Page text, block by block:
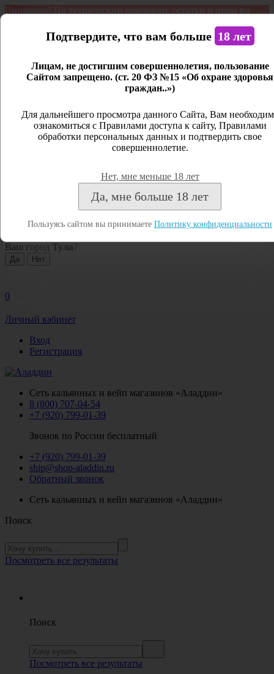
Внимание! По техническим причинам, остатки и цены на
является демонстрационным. Дистанционная продажа не
Открыть сайдбар
Личный кабинет
Закрыть
Посмотреть все результаты
Ваш город Тула ?
0
Личный кабинет
Вход
Регистрация
Сеть кальянных и вейп магазинов «Аладдин»
8 (800) 707-04-54
+7 (920) 799-01-39
Звонок по России бесплатный
+7 (920) 799-01-39
ship@shop-aladdin.ru
Обратный звонок
Сеть кальянных и вейп магазинов «Аладдин»
Поиск
Посмотреть все результаты
Поиск
Посмотреть все результаты
Подтвердите, что вам больше 18 лет
Лицам, не достигшим совершеннолетия, пользование
Сайтом запрещено. (ст. 20 ФЗ №15 «Об охране здоровья
граждан..»)
Для дальнейшего просмотра данного Сайта, Вам
ознакомиться с Правилами доступа к сайту, Правилами
обработки персональных данных и подтвердить свое
совершеннолетие.
Нет, мне меньше 18 лет
Да, мне больше 18 лет
Пользуясь сайтом вы принимаете Политику конфиденциальности